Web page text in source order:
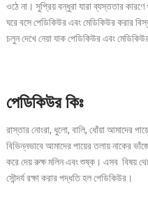
ওঠে না। সুপ্রিয় বন্ধুরা যারা ব্যস্ততার কারণে
ঘরে বসে পেডিকিউর এবং মেডিকিউর করার
চলুন দেখে নেয়া যাক পেডিকিউর এবং
পেডিকিউর কিঃ
রাস্তার নোংরা, ধুলো, বালি, ধোঁয়া আমাদের
বিভিন্নভাবে আমাদের পায়ের তলায় নাকের
করে দেয় রুক্ষ মলিন এবং শুষ্ক। এসব বিষয়
সৌন্দর্য রক্ষা করার পদ্ধতি হল পেডিকিউর।